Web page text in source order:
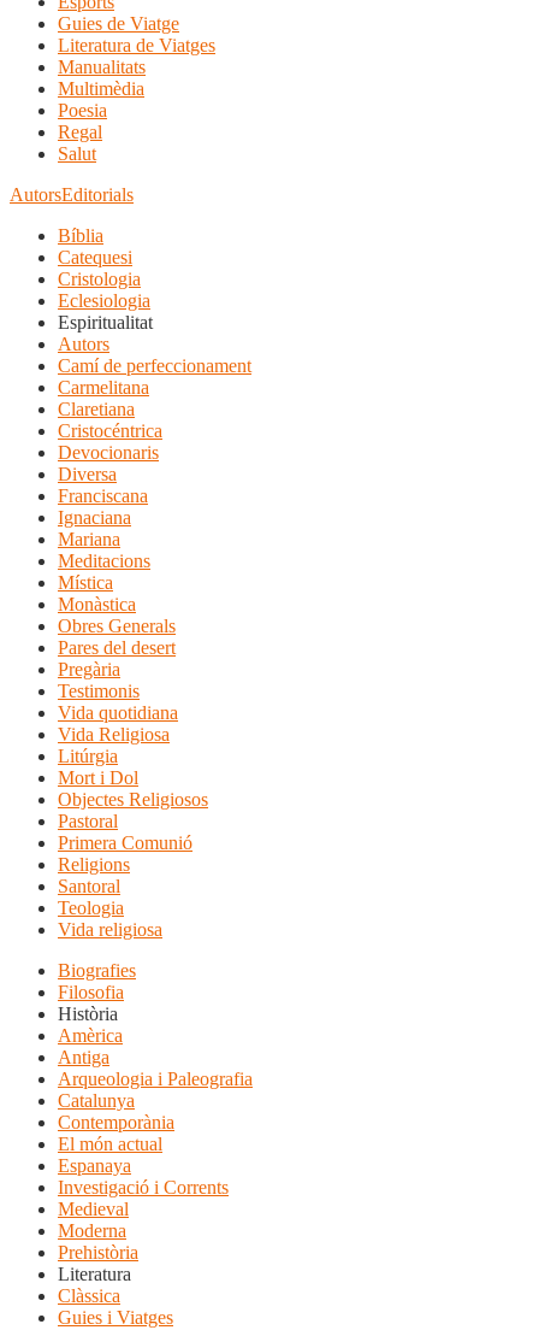
Guies de Viatge
Literatura de Viatges
Manualitats
Multimèdia
Poesia
Regal
Salut
AutorsEditorials
Bíblia
Catequesi
Cristologia
Eclesiologia
Espiritualitat
Autors
Camí de perfeccionament
Carmelitana
Claretiana
Cristocéntrica
Devocionaris
Diversa
Franciscana
Ignaciana
Mariana
Meditacions
Mística
Monàstica
Obres Generals
Pares del desert
Pregària
Testimonis
Vida quotidiana
Vida Religiosa
Litúrgia
Mort i Dol
Objectes Religiosos
Pastoral
Primera Comunió
Religions
Santoral
Teologia
Vida religiosa
Biografies
Filosofia
Història
Amèrica
Antiga
Arqueologia i Paleografia
Catalunya
Contemporània
El món actual
Espanaya
Investigació i Corrents
Medieval
Moderna
Prehistòria
Literatura
Clàssica
Guies i Viatges